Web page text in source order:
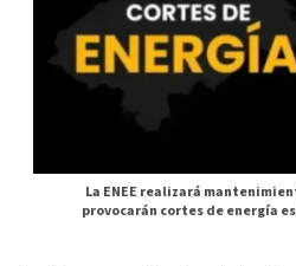
La ENEE realizará
provocarán cortes de energía